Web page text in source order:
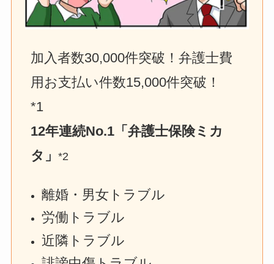
加入者数30,000件突破！弁護士費
用お支払い件数15,000件突破！
*1
12年連続No.1「弁護士保険ミカ
タ」*2
離婚・男女トラブル
労働トラブル
近隣トラブル